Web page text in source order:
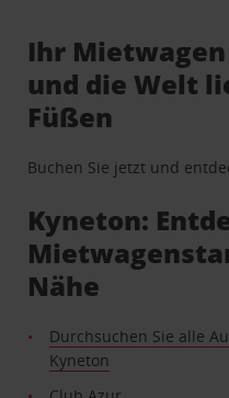
Ihr
und die Welt
Füßen
Buchen Sie jetzt und
Kyneton:
Nähe
Durchsuchen Sie alle
Kyneton